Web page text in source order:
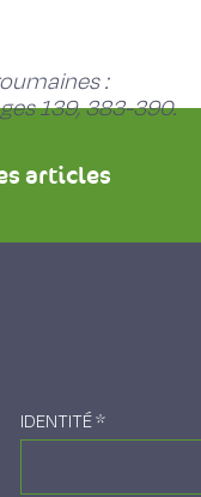
:
139, 383-390.
articles
IDENTITÉ*